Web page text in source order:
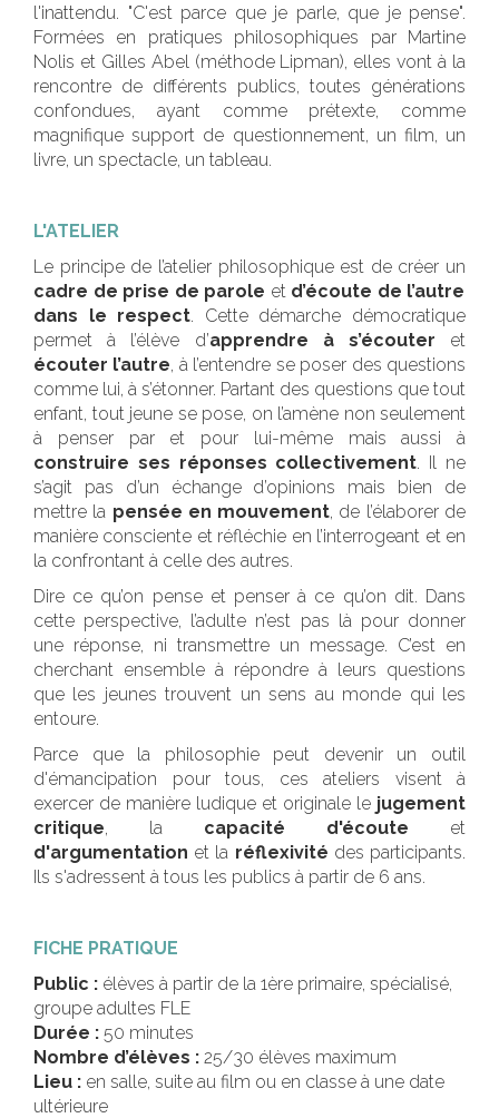
l'inattendu. "C'est parce que je parle, que je pense".
Formées en pratiques philosophiques par Martine
Nolis et Gilles Abel (méthode Lipman), elles vont à la
rencontre de différents publics, toutes générations
confondues, ayant comme prétexte, comme
magnifique support de questionnement, un film, un
livre, un spectacle, un tableau.
L'ATELIER
Le principe de l’atelier philosophique est de créer un
cadre de prise de parole et d’écoute de l’autre
dans le respect. Cette démarche démocratique
permet à l’élève d’apprendre à s’écouter et
écouter l’autre, à l’entendre se poser des questions
comme lui, à s’étonner. Partant des questions que tout
enfant, tout jeune se pose, on l’amène non seulement
à penser par et pour lui-même mais aussi à
construire ses réponses collectivement. Il ne
s’agit pas d’un échange d’opinions mais bien de
mettre la pensée en mouvement, de l’élaborer de
manière consciente et réfléchie en l’interrogeant et en
la confrontant à celle des autres.
Dire ce qu’on pense et penser à ce qu’on dit. Dans
cette perspective, l’adulte n’est pas là pour donner
une réponse, ni transmettre un message. C’est en
cherchant ensemble à répondre à leurs questions
que les jeunes trouvent un sens au monde qui les
entoure.
Parce que la philosophie peut devenir un outil
d'émancipation pour tous, ces ateliers visent à
exercer de manière ludique et originale le jugement
critique, la capacité d'écoute et
d'argumentation et la réflexivité des participants.
Ils s'adressent à tous les publics à partir de 6 ans.
FICHE PRATIQUE
Public : élèves à partir de la 1ère primaire, spécialisé,
groupe adultes FLE
Durée : 50 minutes
Nombre d’élèves : 25/30 élèves maximum
Lieu : en salle, suite au film ou en classe à une date
ultérieure